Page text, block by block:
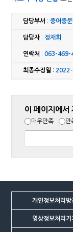
담당부서 :중어중
담당자: 정재희
연락처 :063-469-
최종수정일 :
이 페이지에서
매우만족 만
개인정보처리방
영상정보처리기